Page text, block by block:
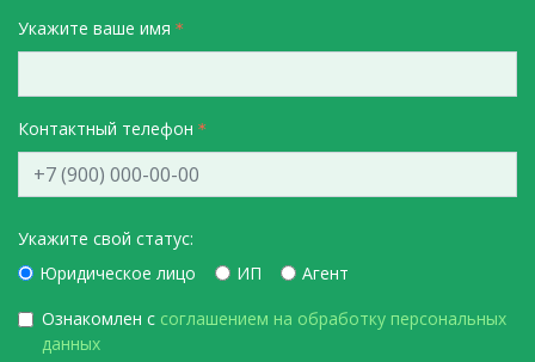
Укажите ваше имя
Контактный телефон
Укажите свой статус:
Юридическое лицо
ИП
Агент
Ознакомлен с соглашением на обработку персональных
данных